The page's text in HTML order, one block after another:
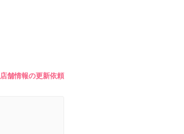
店舗情報の更新依頼